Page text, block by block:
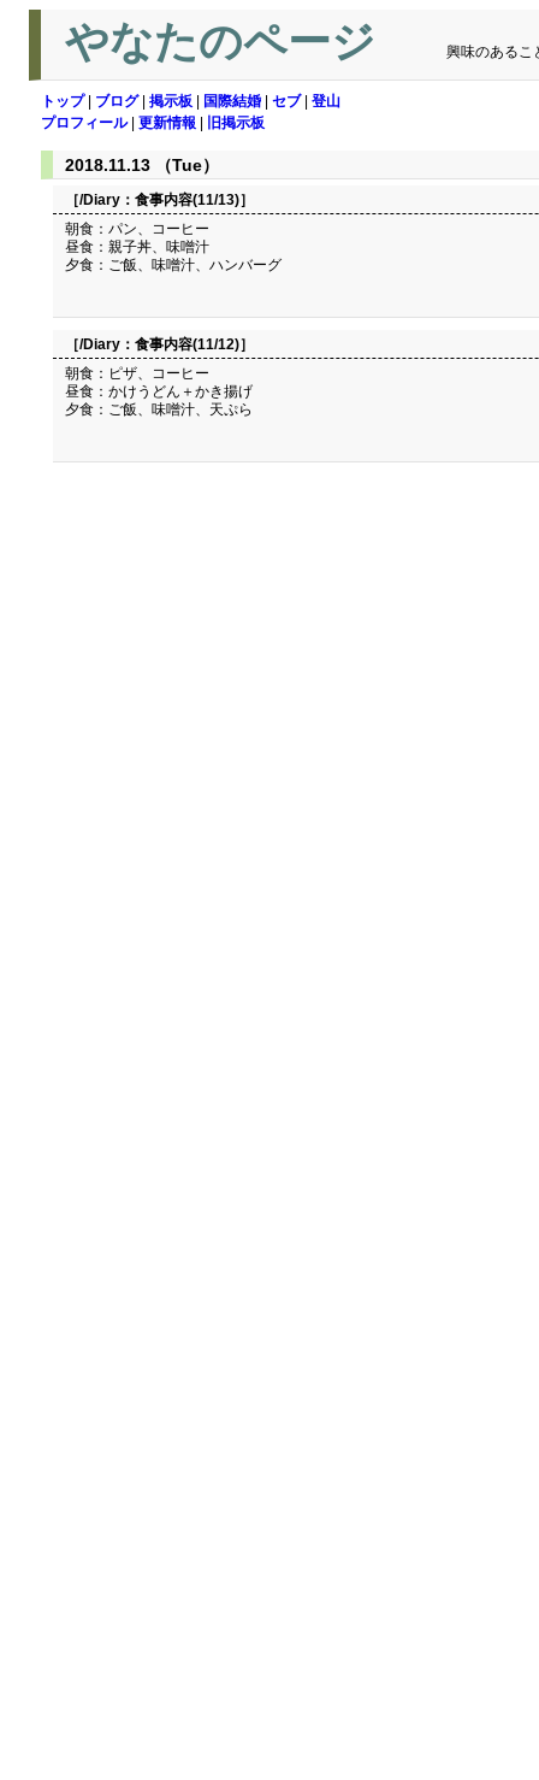
やなたのページ 興味のあるこ
トップ| ブログ| 掲示板 国際結婚 セブ| 登山
プロフィール| 更新情報 旧掲示板
2018.11.13 （Tue）
［/Diary： 食事内容(11/13)］
朝食：パン、コーヒー
昼食：親子丼、味噌汁
夕食：ご飯、味噌汁、ハンバーグ
［/Diary： 食事内容(11/12)］
朝食：ピザ、コーヒー
昼食：かけうどん＋かき揚げ
夕食：ご飯、味噌汁、天ぷら